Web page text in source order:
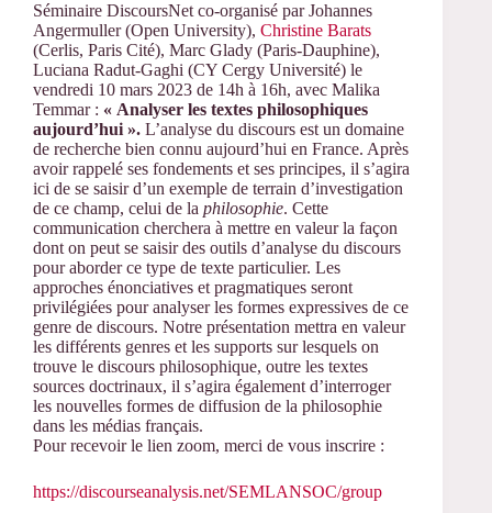
Séminaire DiscoursNet co-organisé par Johannes
Angermuller (Open University), Christine Barats
(Cerlis, Paris Cité), Marc Glady (Paris-Dauphine),
Luciana Radut-Gaghi (CY Cergy Université) le
vendredi 10 mars 2023 de 14h à 16h, avec Malika
Temmar : « Analyser les textes philosophiques
aujourd’hui ». L’analyse du discours est un domaine
de recherche bien connu aujourd’hui en France. Après
avoir rappelé ses fondements et ses principes, il s’agira
ici de se saisir d’un exemple de terrain d’investigation
de ce champ, celui de la philosophie. Cette
communication cherchera à mettre en valeur la façon
dont on peut se saisir des outils d’analyse du discours
pour aborder ce type de texte particulier. Les
approches énonciatives et pragmatiques seront
privilégiées pour analyser les formes expressives de ce
genre de discours. Notre présentation mettra en valeur
les différents genres et les supports sur lesquels on
trouve le discours philosophique, outre les textes
sources doctrinaux, il s’agira également d’interroger
les nouvelles formes de diffusion de la philosophie
dans les médias français.
Pour recevoir le lien zoom, merci de vous inscrire :
https://discourseanalysis.net/SEMLANSOC/group